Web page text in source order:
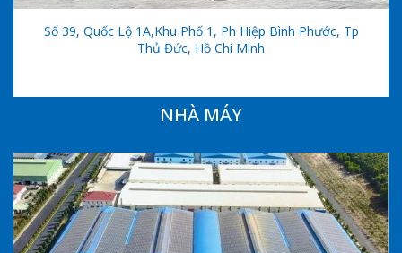
Số 39, Quốc Lộ 1A,khu Phố 1, Ph Hiệp Bình Phước, Tp
Thủ Đức, Hồ Chí Minh
NHÀ MÁY